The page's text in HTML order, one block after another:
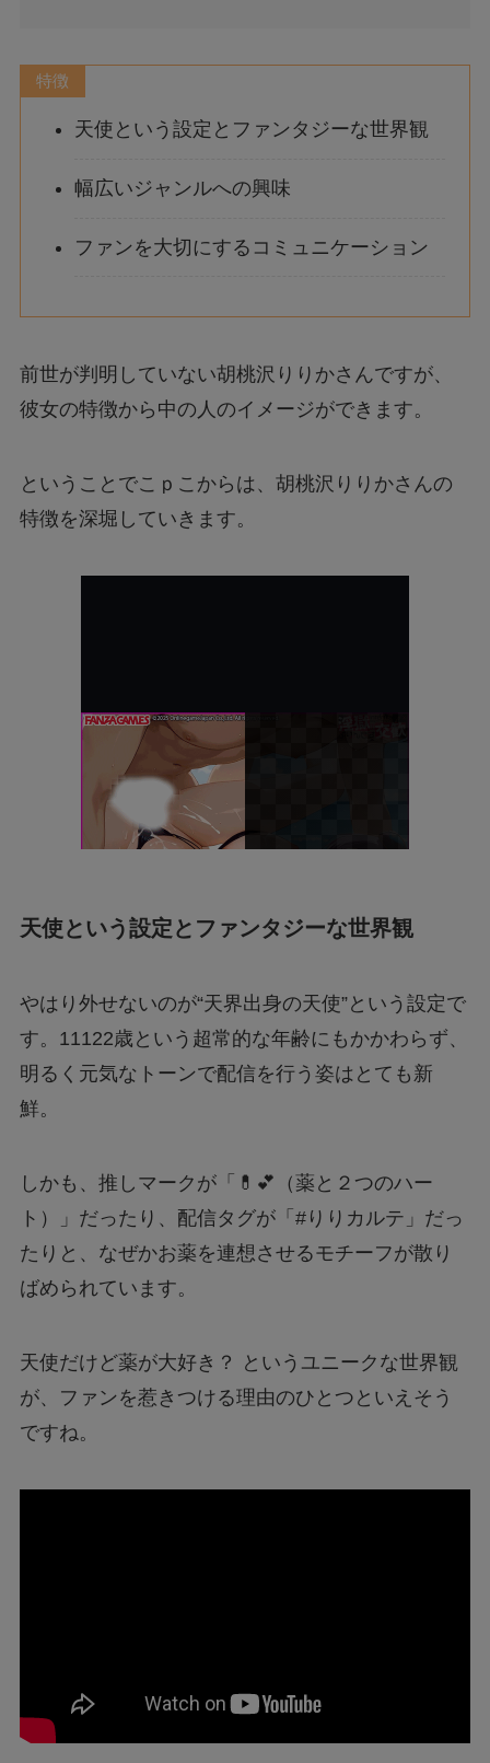
特徴
天使という設定とファンタジーな世界観
幅広いジャンルへの興味
ファンを大切にするコミュニケーション
前世が判明していない胡桃沢りりかさんですが、
彼女の特徴から中の人のイメージができます。
ということでこｐこからは、胡桃沢りりかさんの
特徴を深堀していきます。
天使という設定とファンタジーな世界観
やはり外せないのが“天界出身の天使”という設定で
す。11122歳という超常的な年齢にもかかわらず、
明るく元気なトーンで配信を行う姿はとても新
鮮。
しかも、推しマークが「💊💕（薬と２つのハー
ト）」だったり、配信タグが「#りりカルテ」だっ
たりと、なぜかお薬を連想させるモチーフが散り
ばめられています。
天使だけど薬が大好き？ というユニークな世界観
が、ファンを惹きつける理由のひとつといえそう
ですね。